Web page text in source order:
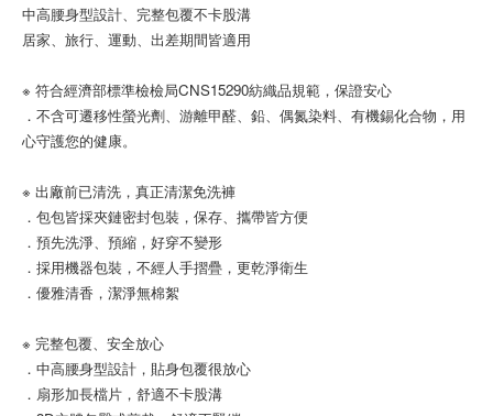
中高腰身型設計、完整包覆不卡股溝
居家、旅行、運動、出差期間皆適用
※ 符合經濟部標準檢檢局CNS15290紡織品規範，保證安心
．不含可遷移性螢光劑、游離甲醛、鉛、偶氮染料、有機錫化合物，用
心守護您的健康。
※ 出廠前已清洗，真正清潔免洗褲
．包包皆採夾鏈密封包裝，保存、攜帶皆方便
．預先洗淨、預縮，好穿不變形
．採用機器包裝，不經人手摺疊，更乾淨衛生
．優雅清香，潔淨無棉絮
※ 完整包覆、安全放心
．中高腰身型設計，貼身包覆很放心
．扇形加長檔片，舒適不卡股溝